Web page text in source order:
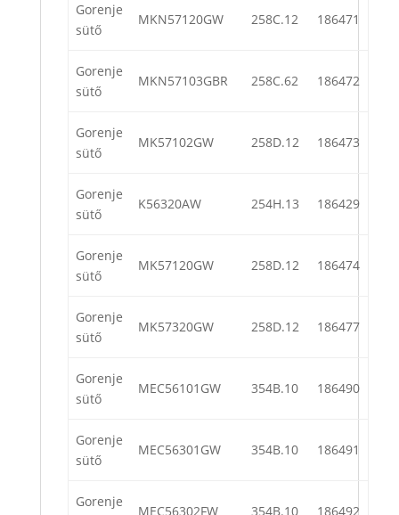
Gorenje
sütő
MKN57120GW 258C.12 186471
Gorenje
sütő
MKN57103GBR 258C.62 186472
Gorenje
sütő
MK57102GW 258D.12 186473
Gorenje
sütő
K56320AW 254H.13 186429
Gorenje
sütő
MK57120GW 258D.12 186474
Gorenje
sütő
MK57320GW 258D.12 186477
Gorenje
sütő
MEC56101GW 354B.10 186490
Gorenje
sütő
MEC56301GW 354B.10 186491
Gorenje
MEC56302FW 354B.10 186492